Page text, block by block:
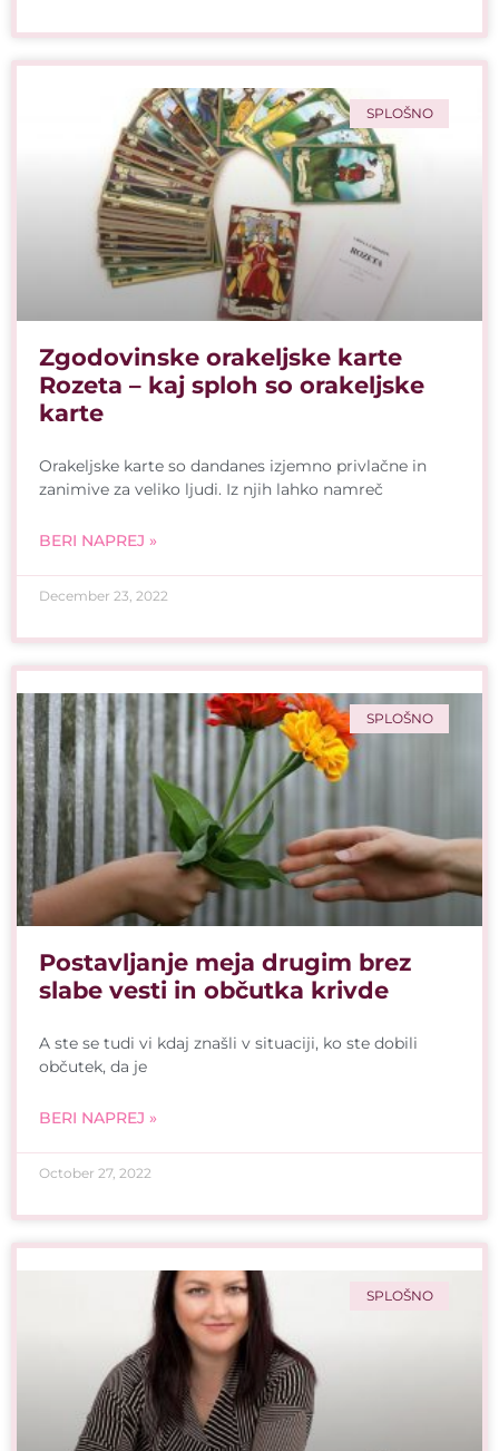
SPLOŠNO
Zgodovinske orakeljske karte
Rozeta – kaj sploh so orakeljske
karte
Orakeljske karte so dandanes izjemno privlačne in
zanimive za veliko ljudi. Iz njih lahko namreč
BERI NAPREJ »
December 23, 2022
SPLOŠNO
Postavljanje meja drugim brez
slabe vesti in občutka krivde
A ste se tudi vi kdaj znašli v situaciji, ko ste dobili
občutek, da je
BERI NAPREJ »
October 27, 2022
SPLOŠNO